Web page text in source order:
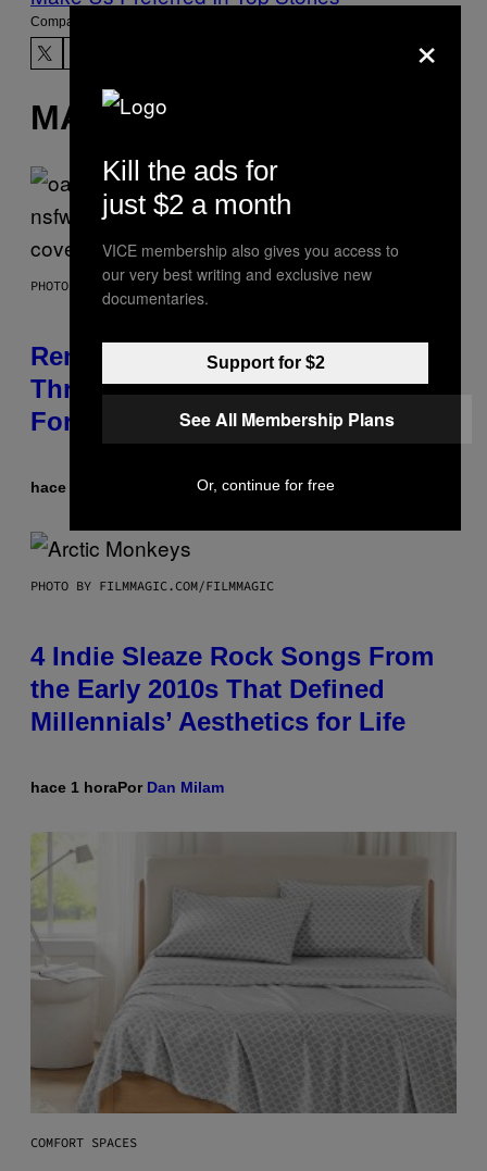
Compartir:
MÁS DE LO MISMO
PHOTO BY DAVE SIMPSON/WIREIMAGE/GETTY IMAGES
Remember When Liam Gallagher
Threatened to Stab This Actor
For… Not Telling a Joke?
hace 52 minutos Stephen Andrew Galiher
PHOTO BY FILMMAGIC.COM/FILMMAGIC
4 Indie Sleaze Rock Songs From
the Early 2010s That Defined
Millennials’ Aesthetics for Life
hace 1 horaPor Dan Milam
COMFORT SPACES
×
Kill the ads for
just $2 a month
VICE membership also gives you access to
our very best writing and exclusive new
documentaries.
Support for $2
See All Membership Plans
Or, continue for free